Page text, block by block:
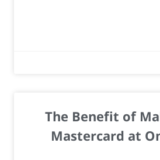
The Benefit of
Mastercard at